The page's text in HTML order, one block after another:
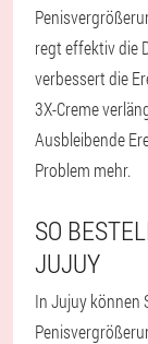
regt effektiv die
verbessert die
3X-Creme
Ausbleibende
Problem mehr.
SO
JUJUY
In Jujuy können